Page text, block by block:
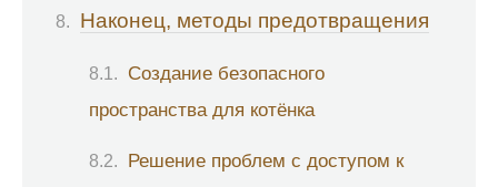
Наконец, методы предотвращения
Создание безопасного
пространства для котёнка
Решение проблем с доступом к